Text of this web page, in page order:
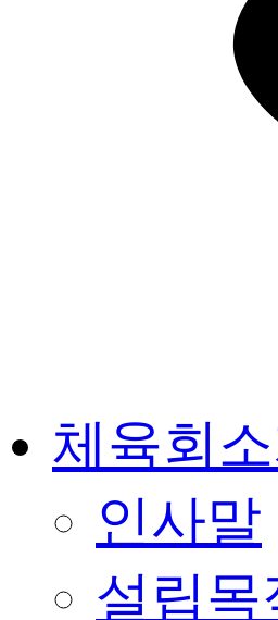
체육회
인사말
설립목